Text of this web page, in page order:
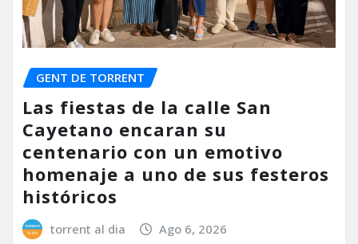
GENT DE TORRENT
Las fiestas de la calle San
Cayetano encaran su
centenario con un emotivo
homenaje a uno de sus festeros
históricos
torrent al dia Ago 6, 2026